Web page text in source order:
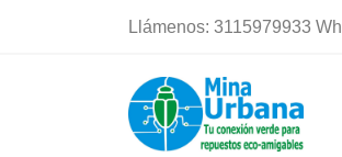
Llámenos: 3115979933